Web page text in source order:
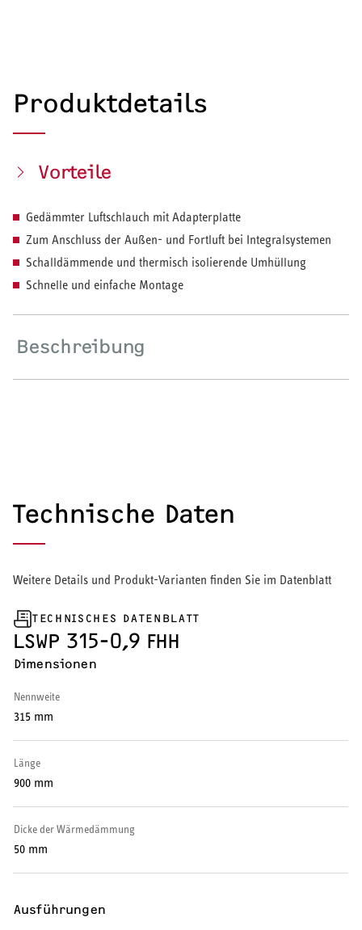
HEIZEN UND KÜHLEN
WARMWASSER
Durchlauferhitzer
Warmwasserspeicher
Warmwasser-Wärmepumpe
Wohnungsstationen
Händetrockner
Produktdetails
Vorteile
Gedämmter Luftschlauch mit Adapterplatte
Zum Anschluss der Außen- und Fortluft bei Integralsystemen
Schalldämmende und thermisch isolierende Umhüllung
Schnelle und einfache Montage
Beschreibung
Technische Daten
Weitere Details und Produkt-Varianten finden Sie im Datenblatt
TECHNISCHES DATENBLATT
LSWP 315-0,9 FHH
Dimensionen
Nennweite
315 mm
Länge
900 mm
Dicke der Wärmedämmung
50 mm
Ausführungen